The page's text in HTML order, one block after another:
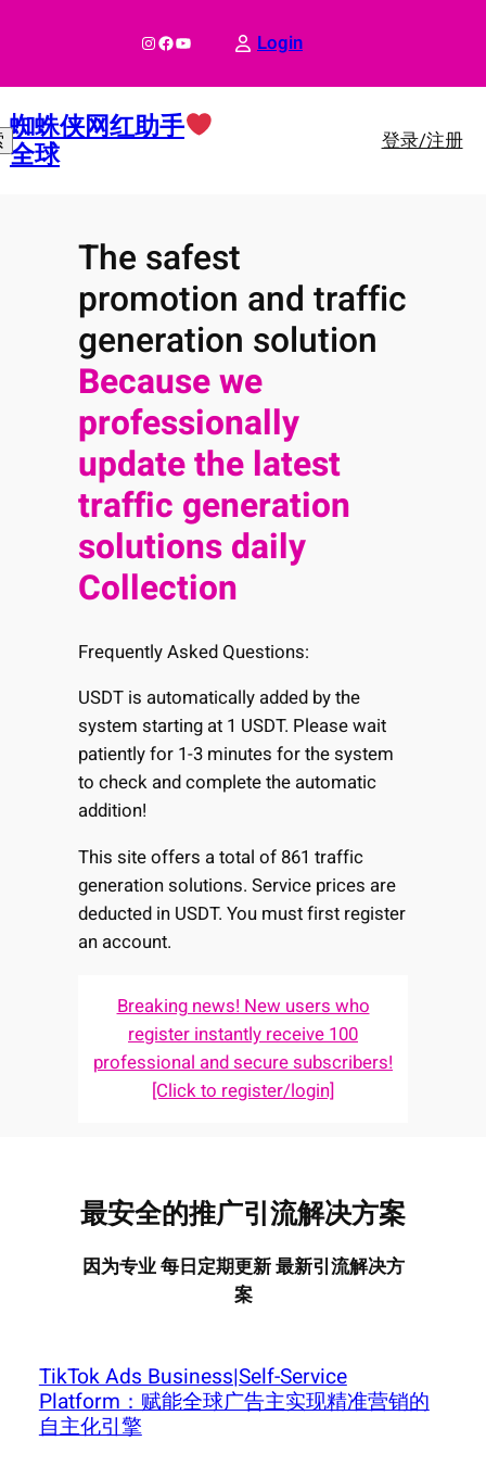
InstagramFacebook YouTube Login
蜘蛛侠网红助手
全球 登录/注册
The safest
promotion and traffic
generation solution
Because we
professionally
update the latest
traffic generation
solutions daily
Collection
Frequently Asked Questions:
USDT is automatically added by the
system starting at 1 USDT. Please wait
patiently for 1-3 minutes for the system
to check and complete the automatic
addition!
This site offers a total of 861 traffic
generation solutions. Service prices are
deducted in USDT. You must first register
an account.
Breaking news! New users who
register instantly receive 100
professional and secure subscribers!
[Click to register/login]
最安全的推广引流解决方案
因为专业 每日定期更新 最新引流解决方
案
TikTok Ads Business|Self-Service
Platform：赋能全球广告主实现精准营销的
自主化引擎